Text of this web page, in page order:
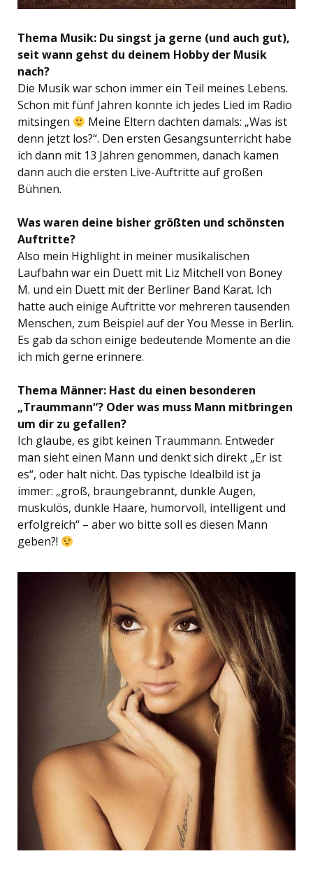
Thema Musik: Du singst ja gerne (und auch gut),
seit wann gehst du deinem Hobby der Musik
nach?
Die Musik war schon immer ein Teil meines Lebens.
Schon mit fünf Jahren konnte ich jedes Lied im Radio
mitsingen
Meine Eltern dachten damals: „Was ist
denn jetzt los?“. Den ersten Gesangsunterricht habe
ich dann mit 13 Jahren genommen, danach kamen
dann auch die ersten Live-Auftritte auf großen
Bühnen.
Was waren deine bisher größten und schönsten
Auftritte?
Also mein Highlight in meiner musikalischen
Laufbahn war ein Duett mit Liz Mitchell von Boney
M. und ein Duett mit der Berliner Band Karat. Ich
hatte auch einige Auftritte vor mehreren tausenden
Menschen, zum Beispiel auf der You Messe in Berlin.
Es gab da schon einige bedeutende Momente an die
ich mich gerne erinnere.
Thema Männer: Hast du einen besonderen
„Traummann“? Oder was muss Mann mitbringen
um dir zu gefallen?
Ich glaube, es gibt keinen Traummann. Entweder
man sieht einen Mann und denkt sich direkt „Er ist
es“, oder halt nicht. Das typische Idealbild ist ja
immer: „groß, braungebrannt, dunkle Augen,
muskulös, dunkle Haare, humorvoll, intelligent und
erfolgreich“ – aber wo bitte soll es diesen Mann
geben?!